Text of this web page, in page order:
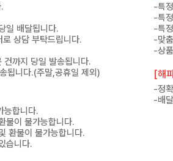
일 배달됩니다.
상담 부탁드립니다.
까지 당일 발송됩니다.
됩니다.(주말,공휴일 제외)
능합니다.
불이 불가능합니다.
환불이 불가능합니다.
습니다.
-특
-특
-특
-맞
-상
[해
-정
-배